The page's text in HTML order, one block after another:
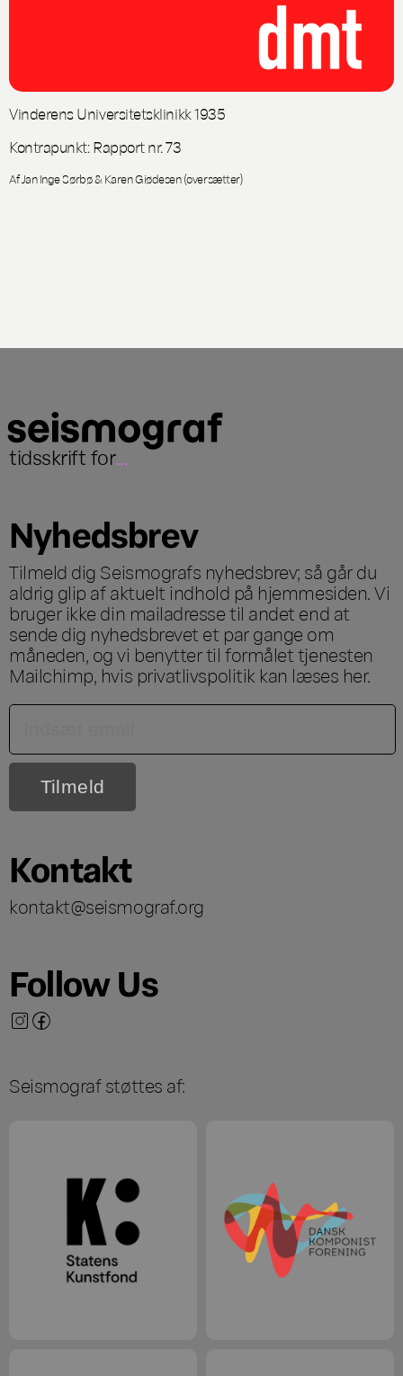
Vinderens Universitetsklinikk 1935
Kontrapunkt: Rapport nr. 73
Af Jan Inge Sørbø & Karen Giødesen (oversætter)
tidsskrift for...
Nyhedsbrev
Tilmeld dig Seismografs nyhedsbrev; så går du
aldrig glip af aktuelt indhold på hjemmesiden. Vi
bruger ikke din mailadresse til andet end at
sende dig nyhedsbrevet et par gange om
måneden, og vi benytter til formålet tjenesten
Mailchimp, hvis privatlivspolitik kan læses her.
Kontakt
kontakt@seismograf.org
Follow Us
Seismograf støttes af: